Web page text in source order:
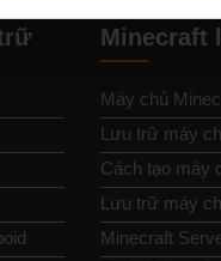
Minecraft
Máy chủ
Lưu trữ máy
Cách tạo máy
Lưu trữ máy
Minecraft